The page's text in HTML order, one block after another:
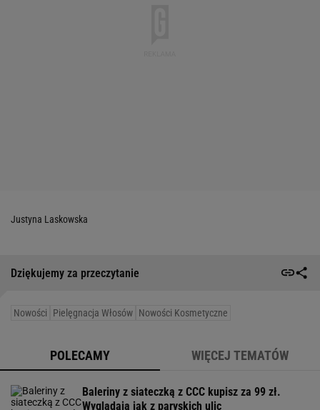
Justyna Laskowska
Dziękujemy za przeczytanie
Nowości Pielęgnacja Włosów Nowości Kosmetyczne
POLECAMY WIĘCEJ TEMATÓW
Baleriny z siateczką z CCC kupisz za 99 zł.
Wyglądają jak z paryskich ulic